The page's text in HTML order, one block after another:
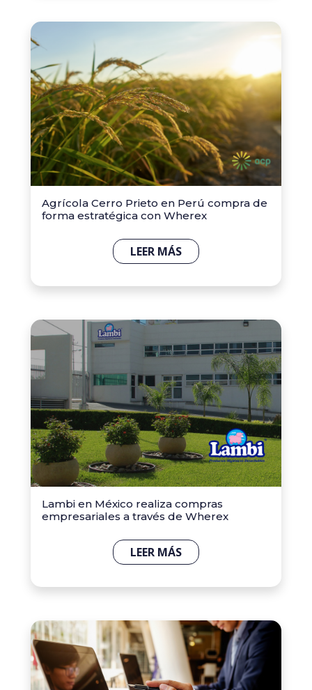
Agrícola Cerro Prieto en Perú compra de
forma estratégica con Wherex
LEER MÁS
Lambi en México realiza compras
empresariales a través de Wherex
LEER MÁS